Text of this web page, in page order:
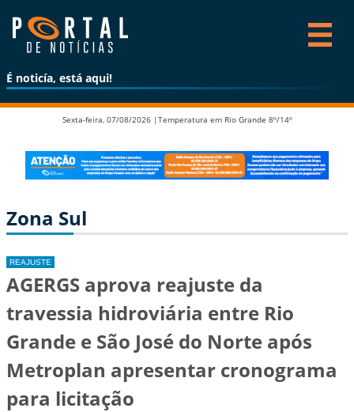
É noticía, está aqui!
Sexta-feira, 07/08/2026 | Temperatura em Rio Grande 8º/14º
Zona Sul
REAJUSTE
AGERGS aprova reajuste da
travessia hidroviária entre Rio
Grande e São José do Norte após
Metroplan apresentar cronograma
para licitação